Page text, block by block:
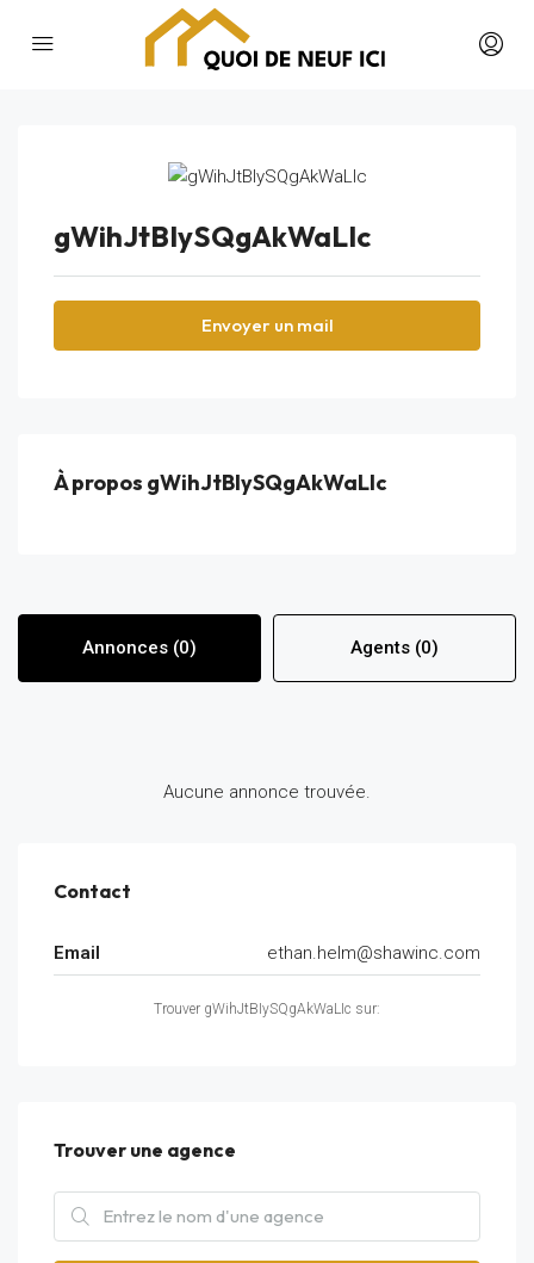
gWihJtBIySQgAkWaLIc
Envoyer un mail
À propos gWihJtBIySQgAkWaLIc
Annonces (0) Agents (0)
Aucune annonce trouvée.
Contact
Email ethan.helm@shawinc.com
Trouver gWihJtBIySQgAkWaLIc sur:
Trouver une agence